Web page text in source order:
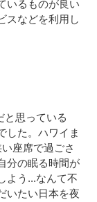
いるものが良い
スなどを利用し
と思っている
した。ハワイま
座席で過ごさ
分の眠る時間が
よう...なんて不
いたい日本を夜